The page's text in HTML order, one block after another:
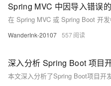
Spring MVC 中因导入错误
WanderInk-20107 557
深入分析 Spring Boot 项目